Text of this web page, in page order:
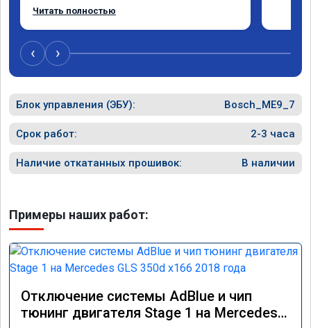
Одни из лучших трат, в авто! 🔥
Читать полностью
‹ ›
Блок управления (ЭБУ): Bosch_ME9_7
Срок работ: 2-3 часа
Наличие откатанных прошивок: В наличии
Примеры наших работ:
Отключение системы AdBlue и чип
тюнинг двигателя Stage 1 на Mercedes